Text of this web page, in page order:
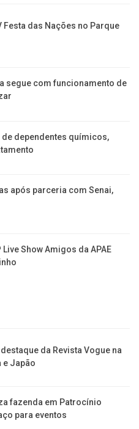
Festa das Nações no Parque
segue com funcionamento de
de dependentes químicos,
após parceria com Senai,
Live Show Amigos da APAE
da Revista Vogue na
e Japão
fazenda em Patrocínio
para eventos